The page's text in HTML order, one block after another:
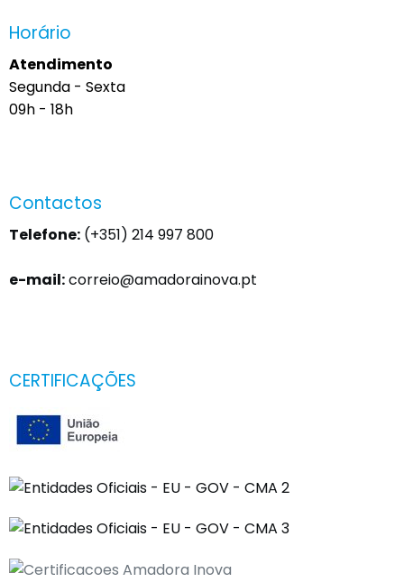
Horário
Atendimento
Segunda - Sexta
09h - 18h
Contactos
Telefone: (+351) 214 997 800
e-mail:correio@amadorainova.pt
CERTIFICAÇÕES